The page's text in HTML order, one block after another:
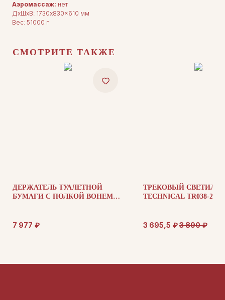
Аэромассаж: нет
ДxШxВ: 1730x830x610 мм
Вес: 51000 г
СМОТРИТЕ ТАКЖЕ
ДЕРЖАТЕЛЬ ТУАЛЕТНОЙ
БУМАГИ С ПОЛКОЙ BOHEME
7 977 ₽
ТРЕКОВЫЙ
TECHNICAL TR038-2-
3 695,5 ₽3 890 ₽